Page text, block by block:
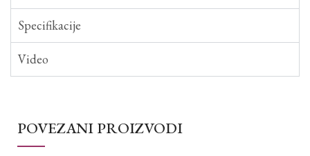
Specifikacije
Video
POVEZANI PROIZVODI